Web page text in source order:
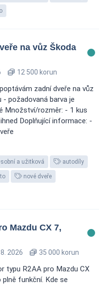
na vůz Škoda
12 500 korun
zadní dveře na vůz
požadovaná barva je
Množství/rozměr: - 1 kus
Doplňující informace: -
a užitková autodíly
nové dveře
Mazdu CX 7,
2026 35 000 korun
typu R2AA pro Mazdu CX
funkční. Kde se